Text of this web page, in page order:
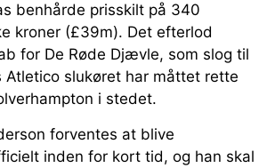
benhårde prisskilt på 340
kroner (£39m). Det efterlod
for De Røde Djævle, som slog til
Atletico slukøret har måttet rette
i stedet.
forventes at blive
inden for kort tid, og han skal